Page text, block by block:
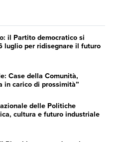
il Partito democratico si
luglio per ridisegnare il futuro
Case della Comunità,
in carico di prossimità”
delle Politiche
cultura e futuro industriale